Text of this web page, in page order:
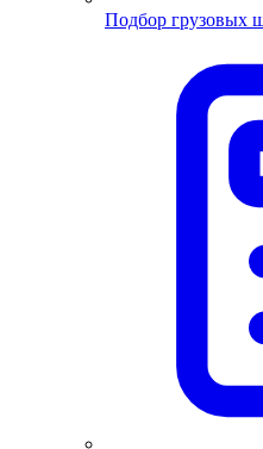
Подбор грузовых